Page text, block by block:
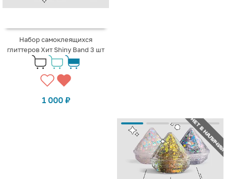
Набор самоклеящихся
глиттеров Хит Shiny Band 3 шт
1 000 ₽
НЕТ В НАЛИЧИИ